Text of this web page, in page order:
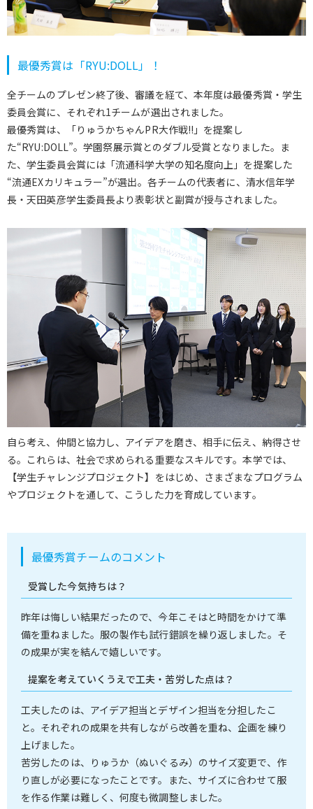
最優秀賞は「RYU:DOLL」！
全チームのプレゼン終了後、審議を経て、本年度は最優秀賞・学生
委員会賞に、それぞれ1チームが選出されました。
最優秀賞は、「りゅうかちゃんPR大作戦!!」を提案し
た“RYU:DOLL”。学園祭展示賞とのダブル受賞となりました。ま
た、学生委員会賞には「流通科学大学の知名度向上」を提案した
“流通EXカリキュラー”が選出。各チームの代表者に、清水信年学
長・天田英彦学生委員長より表彰状と副賞が授与されました。
自ら考え、仲間と協力し、アイデアを磨き、相手に伝え、納得させ
る。これらは、社会で求められる重要なスキルです。本学では、
【学生チャレンジプロジェクト】をはじめ、さまざまなプログラム
やプロジェクトを通して、こうした力を育成しています。
最優秀賞チームのコメント
受賞した今気持ちは？
昨年は悔しい結果だったので、今年こそはと時間をかけて準
備を重ねました。服の製作も試行錯誤を繰り返しました。そ
の成果が実を結んで嬉しいです。
提案を考えていくうえで工夫・苦労した点は？
工夫したのは、アイデア担当とデザイン担当を分担したこ
と。それぞれの成果を共有しながら改善を重ね、企画を練り
上げました。
苦労したのは、りゅうか（ぬいぐるみ）のサイズ変更で、作
り直しが必要になったことです。また、サイズに合わせて服
を作る作業は難しく、何度も微調整しました。